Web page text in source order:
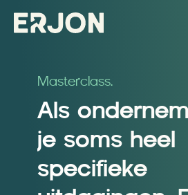
Als
je soms heel
specifieke
Masterclass.